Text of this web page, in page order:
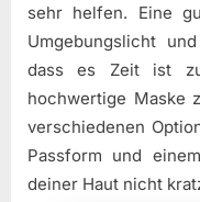
sehr helfen. Eine
Umgebungslicht
dass es Zeit ist
hochwertige Maske
verschiedenen
Passform und
deiner Haut nicht